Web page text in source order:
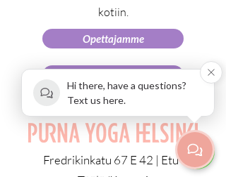
kotiin.
Opettajamme
Fredrikinkatu 67 E 42 | Etu-
Hi there, have a questions?
Text us here.